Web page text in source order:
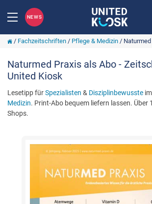
NEWS
/ Fachzeitschriften/ Pflege & Medizin/
Naturmed Praxis als Abo -
United Kiosk
Lesetipp fürSpezialisten & Disziplinbewusste
Medizin. Print-Abo bequem liefern lassen. Über
Shops.